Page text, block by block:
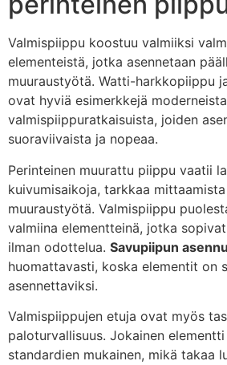
Valmispiippu koostuu valmiiksi
elementeistä, jotka asennetaan
muuraustyötä. Watti-harkkopiippu
ovat hyviä esimerkkejä moderneista
valmispiippuratkaisuista, joiden
suoraviivaista ja nopeaa.
Perinteinen muurattu piippu vaatii
kuivumisaikoja, tarkkaa
muuraustyötä. Valmispiippu
valmiina elementteinä, jotka
ilman odottelua. Savupiipun
huomattavasti, koska elementit on
asennettaviksi.
Valmispiippujen etuja ovat myös
paloturvallisuus. Jokainen
standardien mukainen, mikä takaa